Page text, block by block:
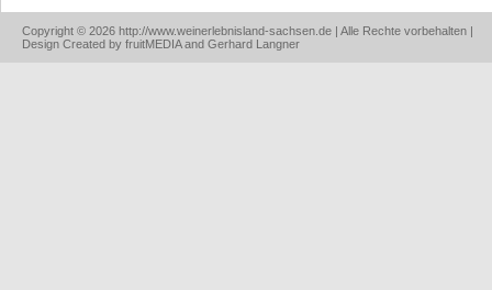
Copyright © 2026 http://www.weinerlebnisland-sachsen.de | Alle Rechte vorbehalten |
Design Created by fruitMEDIA and Gerhard Langner